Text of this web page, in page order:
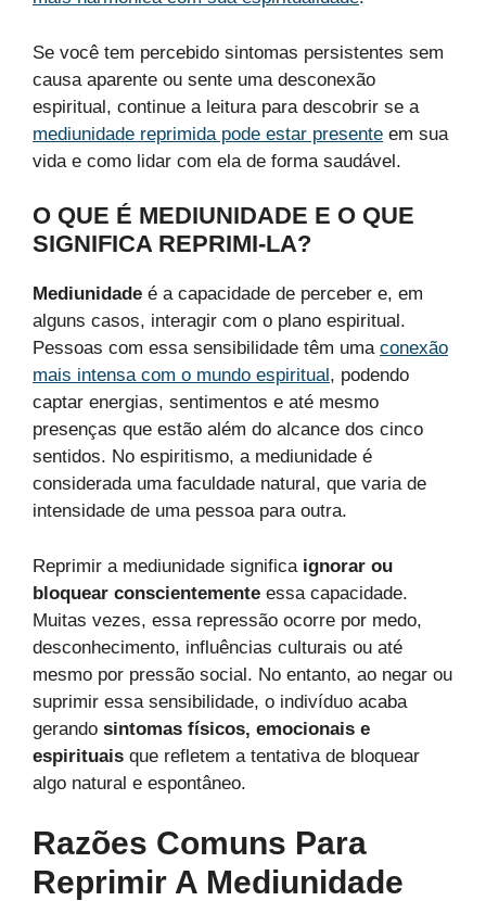
Se você tem percebido sintomas persistentes sem
causa aparente ou sente uma desconexão
espiritual, continue a leitura para descobrir se a
mediunidade reprimida pode estar presente em sua
vida e como lidar com ela de forma saudável.
O QUE É MEDIUNIDADE E O QUE
SIGNIFICA REPRIMI-LA?
Mediunidade é a capacidade de perceber e, em
alguns casos, interagir com o plano espiritual.
Pessoas com essa sensibilidade têm uma conexão
mais intensa com o mundo espiritual, podendo
captar energias, sentimentos e até mesmo
presenças que estão além do alcance dos cinco
sentidos. No espiritismo, a mediunidade é
considerada uma faculdade natural, que varia de
intensidade de uma pessoa para outra.
Reprimir a mediunidade significa ignorar ou
bloquear conscientemente essa capacidade.
Muitas vezes, essa repressão ocorre por medo,
desconhecimento, influências culturais ou até
mesmo por pressão social. No entanto, ao negar ou
suprimir essa sensibilidade, o indivíduo acaba
gerando sintomas físicos, emocionais e
espirituais que refletem a tentativa de bloquear
algo natural e espontâneo.
Razões Comuns Para
Reprimir A Mediunidade